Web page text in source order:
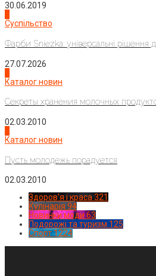
30.06.2019
Суспільство
Фарби Sniezka: універсальні рішення
27.07.2026
Каталог новин
Секреты хранения молочных
02.03.2010
Каталог новин
Пусть молодежь порадуется
02.03.2010
Здоров'я і краса 321
Кулінарія 94
Новинки моди 63
Подорожі та туризм 125
Спорт1224